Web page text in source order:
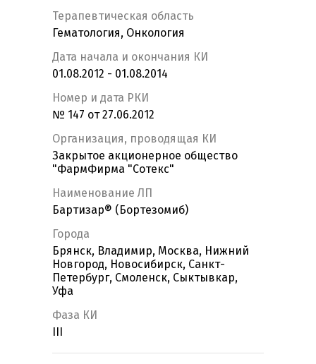
Терапевтическая область
Гематология, Онкология
Дата начала и окончания КИ
01.08.2012 - 01.08.2014
Номер и дата РКИ
№ 147 от 27.06.2012
Организация, проводящая КИ
Закрытое акционерное общество
"ФармФирма "Сотекс"
Наименование ЛП
Бартизар® (Бортезомиб)
Города
Брянск, Владимир, Москва, Нижний
Новгород, Новосибирск, Санкт-
Петербург, Смоленск, Сыктывкар,
Уфа
Фаза КИ